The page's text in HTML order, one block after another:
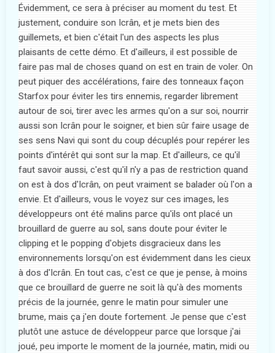
Évidemment, ce sera à préciser au moment du test. Et
justement, conduire son Icrân, et je mets bien des
guillemets, et bien c'était l'un des aspects les plus
plaisants de cette démo. Et d'ailleurs, il est possible de
faire pas mal de choses quand on est en train de voler. On
peut piquer des accélérations, faire des tonneaux façon
Starfox pour éviter les tirs ennemis, regarder librement
autour de soi, tirer avec les armes qu'on a sur soi, nourrir
aussi son Icrân pour le soigner, et bien sûr faire usage de
ses sens Navi qui sont du coup décuplés pour repérer les
points d'intérêt qui sont sur la map. Et d'ailleurs, ce qu'il
faut savoir aussi, c'est qu'il n'y a pas de restriction quand
on est à dos d'Icrân, on peut vraiment se balader où l'on a
envie. Et d'ailleurs, vous le voyez sur ces images, les
développeurs ont été malins parce qu'ils ont placé un
brouillard de guerre au sol, sans doute pour éviter le
clipping et le popping d'objets disgracieux dans les
environnements lorsqu'on est évidemment dans les cieux
à dos d'Icrân. En tout cas, c'est ce que je pense, à moins
que ce brouillard de guerre ne soit là qu'à des moments
précis de la journée, genre le matin pour simuler une
brume, mais ça j'en doute fortement. Je pense que c'est
plutôt une astuce de développeur parce que lorsque j'ai
joué, peu importe le moment de la journée, matin, midi ou